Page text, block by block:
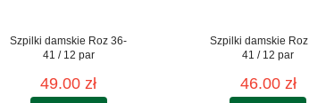
Szpilki damskie Roz 36-
41 / 12 par
49.00 zł
Szpilki damskie
41 / 12 par
46.00 zł